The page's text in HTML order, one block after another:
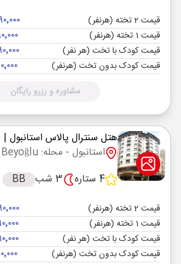
قیمت 2 تخته (هرنفر)
قیمت 1 تخته (هرنفر)
قیمت کودک با تخت (هر نفر)
قیمت کودک بدون تخت (هرنفر)
مشاوره و رزرو رایگان
هتل سنترال پالاس استانبول | Central Palace
استانبول - محله: Beyoğlu
4 ستاره
3 شب BB
قیمت 2 تخته (هرنفر)
قیمت 1 تخته (هرنفر)
قیمت کودک با تخت (هر نفر)
قیمت کودک بدون تخت (هرنفر)